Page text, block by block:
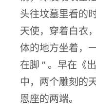
头往坟墓里看的
天使，穿着白衣
体的地方坐着，
在脚 ” 。早在《
中，两个雕刻的
恩座的两端。